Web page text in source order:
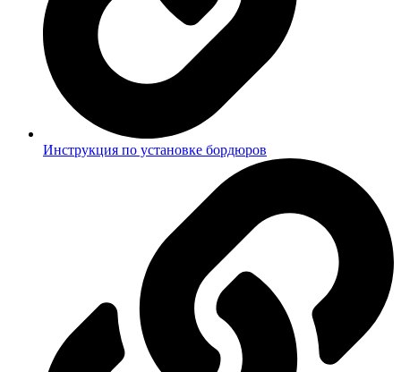
Инструкция по установке бордюров